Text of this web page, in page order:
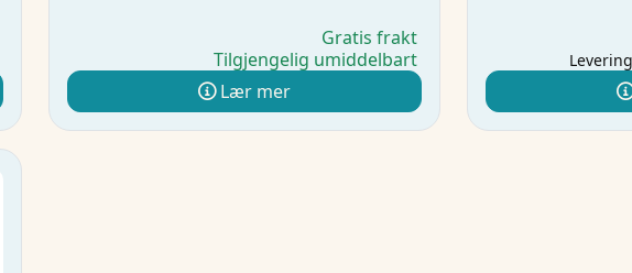
Gratis frakt
Tilgjengelig umiddelbart
Lær mer